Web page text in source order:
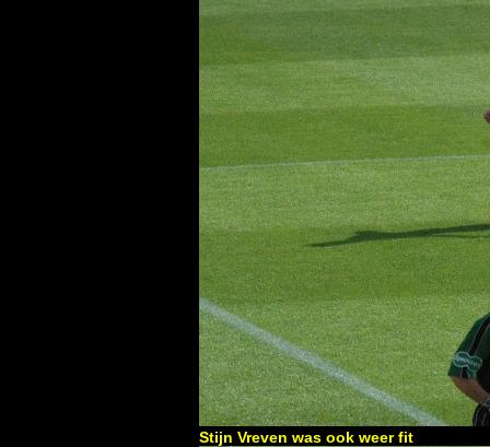
Stijn Vreven was ook weer fit